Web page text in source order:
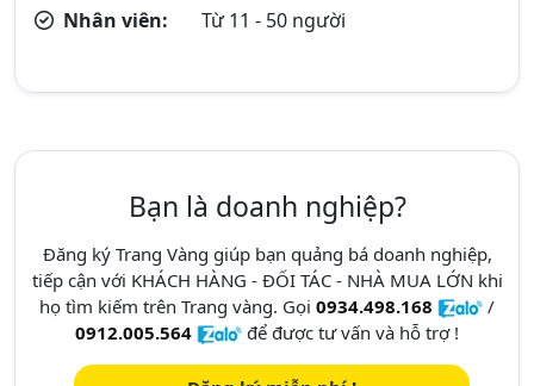
Nhân viên:
Từ 11 - 50 người
Bạn là doanh nghiệp?
Đăng ký Trang Vàng giúp bạn quảng bá doanh nghiệp,
tiếp cận với KHÁCH HÀNG - ĐỐI TÁC - NHÀ MUA LỚN khi
họ tìm kiếm trên Trang vàng. Gọi 0934.498.168
/
0912.005.564
để được tư vấn và hỗ trợ !